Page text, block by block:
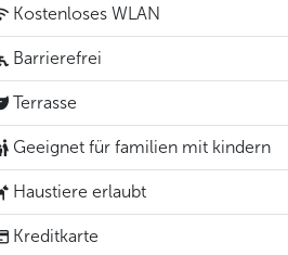
Kostenloses WLAN
Barrierefrei
Terrasse
Geeignet für familien mit kindern
Haustiere erlaubt
Kreditkarte